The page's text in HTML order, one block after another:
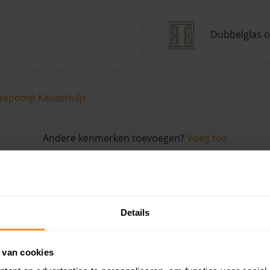
Details
cookies
Dubbelglas
Keuzehulp
Andere kenmerken toevoegen? Voeg toe
de buurt